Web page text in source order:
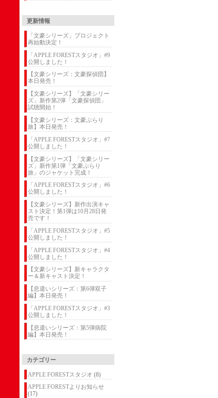
更新情報
「文豪シリーズ」プロジェクト
再始動決定！
「APPLE FORESTスタジオ」#9
公開しました！
【文豪シリーズ：文豪探偵団】
本日発売！
【文豪シリーズ】「文豪シリー
ズ」新作第2弾「文豪探偵団」
試聴開始！
【文豪シリーズ：文豪ぶらり
旅】本日発売！
「APPLE FORESTスタジオ」#7
公開しました！
【文豪シリーズ】「文豪シリー
ズ」新作第1弾「文豪ぶらり
旅」のジャケット完成！
「APPLE FORESTスタジオ」#6
公開しました！
【文豪シリーズ】新作出演キャ
スト決定！第1弾は10月28日発
売です！
「APPLE FORESTスタジオ」#5
公開しました！
「APPLE FORESTスタジオ」#4
公開しました！
【文豪シリーズ】新キャラクタ
ー＆新キャスト決定！
【息遣いシリーズ：第6弾双子
編】本日発売！
「APPLE FORESTスタジオ」#3
公開しました！
【息遣いシリーズ：第5弾病院
編】本日発売！
カテゴリー
APPLE FORESTスタジオ (8)
APPLE FORESTよりお知らせ
(17)